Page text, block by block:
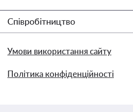
Співробітництво
Умови використання сайту
Політика конфіденційності